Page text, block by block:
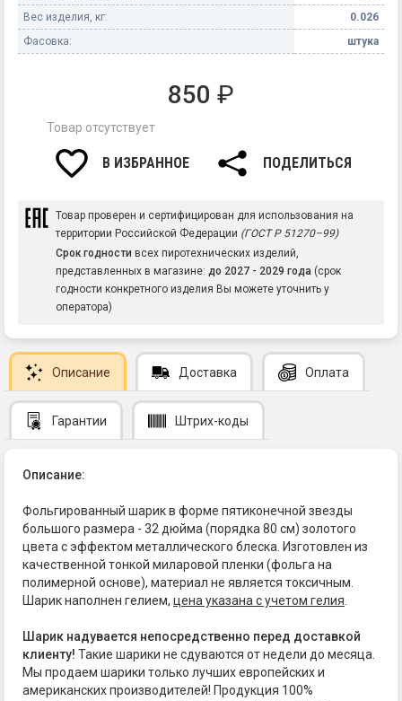
Вес изделия, кг:
0.026
Фасовка:
штука
850 ₽
Товар отсутствует
В ИЗБРАННОЕ ПОДЕЛИТЬСЯ
Товар проверен и сертифицирован для использования на
территории Российской Федерации (ГОСТ Р 51270–99)
Срок годности всех пиротехнических изделий,
представленных в магазине: до 2027 - 2029 года (срок
годности конкретного изделия Вы можете уточнить у
оператора)
Описание Доставка Оплата
Гарантии Штрих-коды
Описание:
Фольгированный шарик в форме пятиконечной звезды
большого размера - 32 дюйма (порядка 80 см) золотого
цвета с эффектом металлического блеска. Изготовлен из
качественной тонкой миларовой пленки (фольга на
полимерной основе), материал не является токсичным.
Шарик наполнен гелием, цена указана с учетом гелия
Шарик надувается непосредственно перед доставкой
клиенту! Такие шарики не сдуваются от недели до месяца.
Мы продаем шарики только лучших европейских и
американских производителей! Продукция 100%